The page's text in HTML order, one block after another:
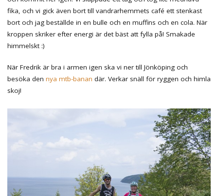
fika, och vi gick även bort till vandrarhemmets café ett stenkast
bort och jag beställde in en bulle och en muffins och en cola. När
kroppen skriker efter energi är det bäst att fylla på! Smakade
himmelskt :)
När Fredrik är bra i armen igen ska vi ner till Jönköping och
besöka den nya mtb-banan där. Verkar snäll för ryggen och himla
skoj!